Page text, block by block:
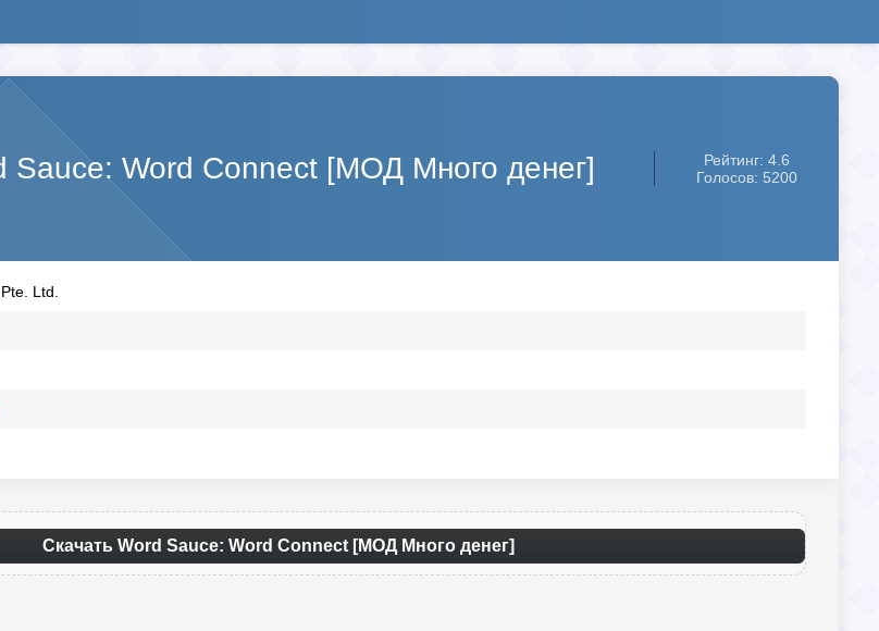
Sauce: Word Connect [МОД Много денег]
Рейтинг: 4.6
Голосов: 5200
Ltd.
Скачать Word Sauce: Word Connect [МОД Много денег]